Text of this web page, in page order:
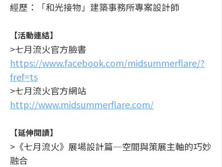
經歷：「和光接物」建築事務所專案設計師
【活動連結】
>七月流火官方臉書
https://www.facebook.com/midsummerflare/?
fref=ts
>七月流火官方網站
http://www.midsummerflare.com/
【延伸閱讀】
>《七月流火》展場設計篇─空間與策展主軸的巧妙
融合